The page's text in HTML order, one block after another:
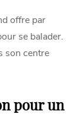
offre par
se balader.
son centre
pour un